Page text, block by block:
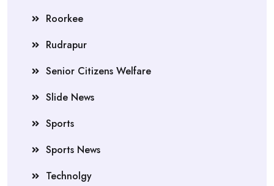
Roorkee
Rudrapur
Senior Citizens Welfare
Slide News
Sports
Sports News
Technolgy